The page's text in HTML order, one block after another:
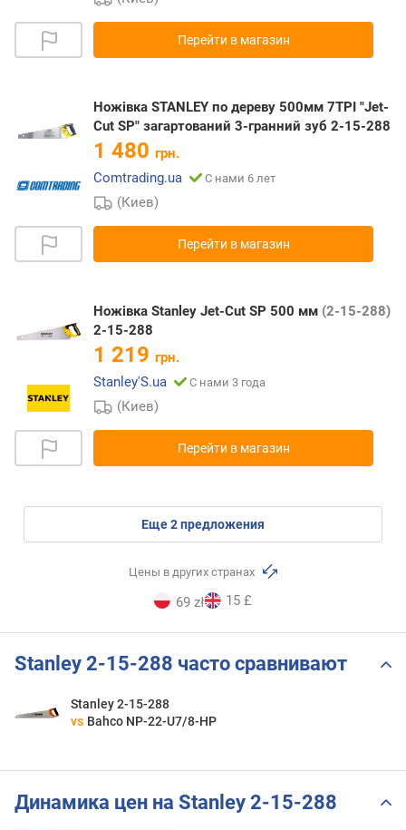
Перейти в магазин
Ножівка STANLEY по дереву 500мм 7TPI "Jet-
Cut SP" загартований 3-гранний зуб 2-15-288
1 480 грн.
Comtrading.ua
С нами 6 лет
(Киев)
Перейти в магазин
Ножівка Stanley Jet-Cut SP 500 мм (2-15-288)
2-15-288
1 219 грн.
Stanley'S.ua
С нами 3 года
(Киев)
Перейти в магазин
eще2предложения
Цены в других странах
69 zł 15 £
Stanley 2-15-288 часто сравнивают
Stanley 2-15-288
vs Bahco NP-22-U7/8-HP
Динамика цен на Stanley 2-15-288